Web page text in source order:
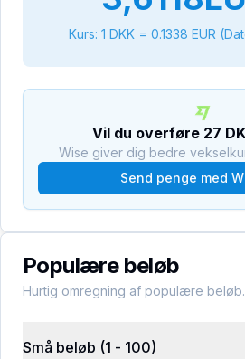
Kurs: 1 DKK = 0.1338 EUR
Vil du overføre 27
Wise giver dig bedre
Send penge med
Populære beløb
Hurtig omregning af populære beløb.
Små beløb (1 - 100)